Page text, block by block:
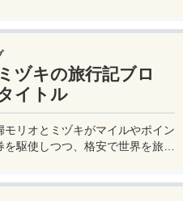
での移動に備えよう。
ヅキの旅行記ブロ
イトル
モリオとミヅキがマイルやポイン
を駆使しつつ、格安で世界を旅す